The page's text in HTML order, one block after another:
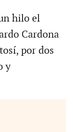
hilo el
Cardona
por dos
y